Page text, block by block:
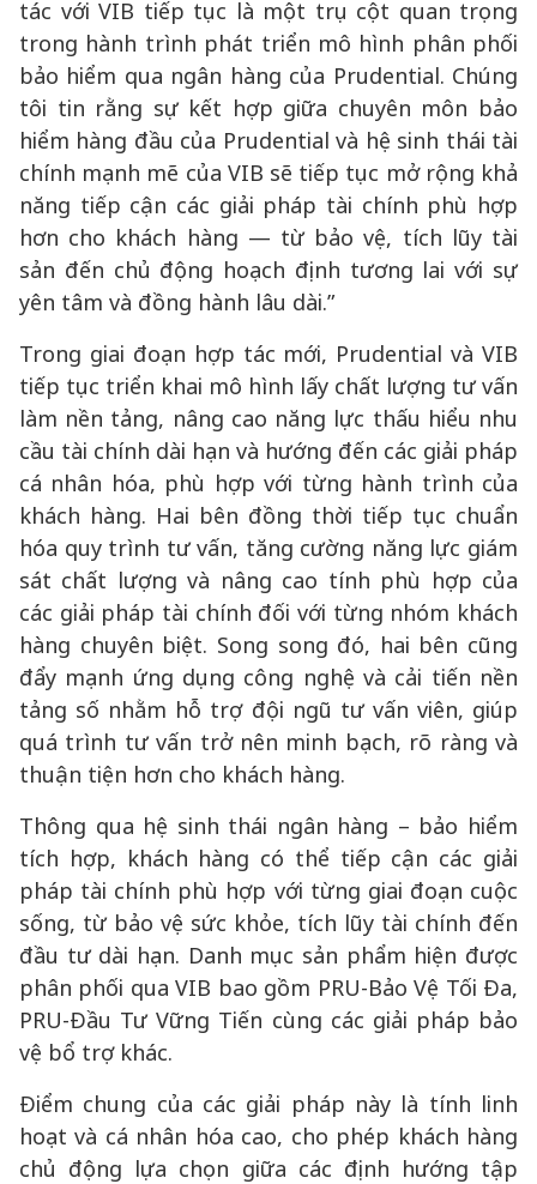
tác với VIB tiếp tục là một trụ cột quan trọng
trong hành trình phát triển mô hình phân phối
bảo hiểm qua ngân hàng của Prudential. Chúng
tôi tin rằng sự kết hợp giữa chuyên môn bảo
hiểm hàng đầu của Prudential và hệ sinh thái tài
chính mạnh mẽ của VIB sẽ tiếp tục mở rộng khả
năng tiếp cận các giải pháp tài chính phù hợp
hơn cho khách hàng — từ bảo vệ, tích lũy tài
sản đến chủ động hoạch định tương lai với sự
yên tâm và đồng hành lâu dài.”
Trong giai đoạn hợp tác mới, Prudential và VIB
tiếp tục triển khai mô hình lấy chất lượng tư vấn
làm nền tảng, nâng cao năng lực thấu hiểu nhu
cầu tài chính dài hạn và hướng đến các giải pháp
cá nhân hóa, phù hợp với từng hành trình của
khách hàng. Hai bên đồng thời tiếp tục chuẩn
hóa quy trình tư vấn, tăng cường năng lực giám
sát chất lượng và nâng cao tính phù hợp của
các giải pháp tài chính đối với từng nhóm khách
hàng chuyên biệt. Song song đó, hai bên cũng
đẩy mạnh ứng dụng công nghệ và cải tiến nền
tảng số nhằm hỗ trợ đội ngũ tư vấn viên, giúp
quá trình tư vấn trở nên minh bạch, rõ ràng và
thuận tiện hơn cho khách hàng.
Thông qua hệ sinh thái ngân hàng – bảo hiểm
tích hợp, khách hàng có thể tiếp cận các giải
pháp tài chính phù hợp với từng giai đoạn cuộc
sống, từ bảo vệ sức khỏe, tích lũy tài chính đến
đầu tư dài hạn. Danh mục sản phẩm hiện được
phân phối qua VIB bao gồm PRU-Bảo Vệ Tối Đa,
PRU-Đầu Tư Vững Tiến cùng các giải pháp bảo
vệ bổ trợ khác.
Điểm chung của các giải pháp này là tính linh
hoạt và cá nhân hóa cao, cho phép khách hàng
chủ động lựa chọn giữa các định hướng tập